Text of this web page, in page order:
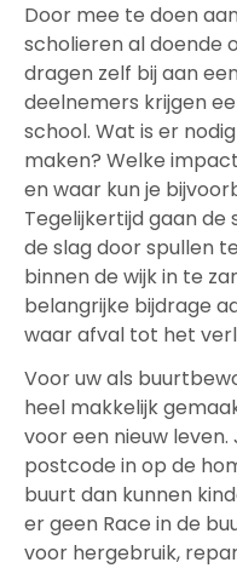
Door mee te doen
scholieren al doende
dragen zelf bij aan
deelnemers krijgen
school. Wat is er
maken? Welke
en waar kun je
Tegelijkertijd gaan de
de slag door spullen
binnen de wijk in te
belangrijke bijdrage
waar afval tot het
Voor uw als
heel makkelijk
voor een nieuw
postcode in op de
buurt dan kunnen
er geen Race in de
voor hergebruik,